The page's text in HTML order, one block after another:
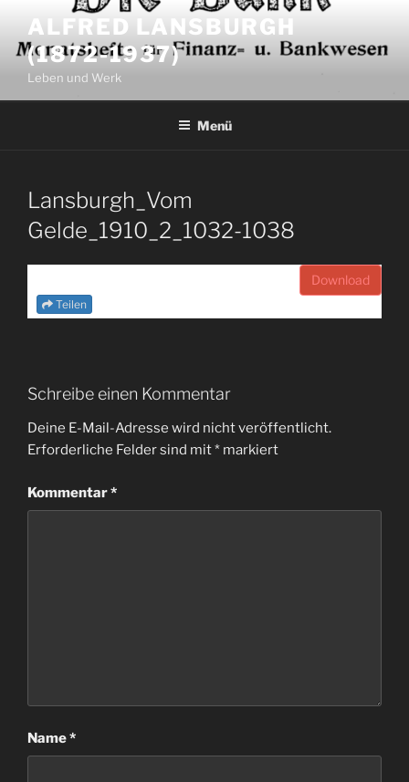
Inhalt
springen
ALFRED LANSBURGH
(1872-1937)
Leben und Werk
Menü
Lansburgh_Vom
Gelde_1910_2_1032-1038
Download
Teilen
Schreibe einen Kommentar
Deine E-Mail-Adresse wird nicht veröffentlicht.
Erforderliche Felder sind mit* markiert
Kommentar*
Name*